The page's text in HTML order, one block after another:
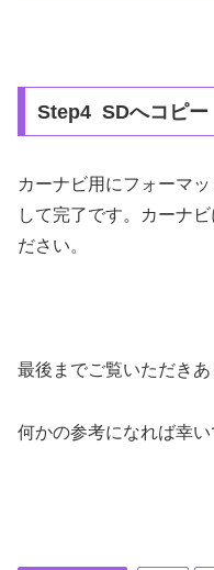
Step4 SDへコピー
カーナビ用にフォーマ
して完了です。カーナ
ださい。
最後までご覧いただき
何かの参考になれば幸い